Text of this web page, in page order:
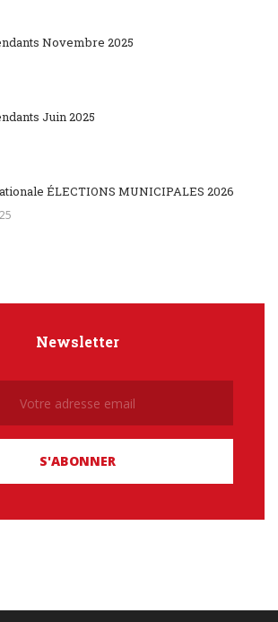
Novembre 2025
Juin 2025
ÉLECTIONS MUNICIPALES 2026
Newsletter